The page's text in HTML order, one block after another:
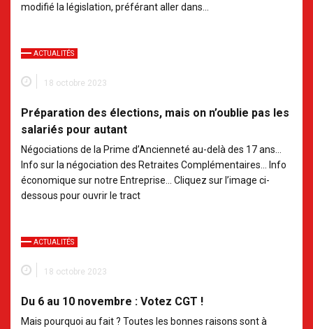
modifié la législation, préférant aller dans…
ACTUALITÉS
18 octobre 2023
Préparation des élections, mais on n’oublie pas les
salariés pour autant
Négociations de la Prime d’Ancienneté au-delà des 17 ans…
Info sur la négociation des Retraites Complémentaires… Info
économique sur notre Entreprise… Cliquez sur l’image ci-
dessous pour ouvrir le tract
ACTUALITÉS
18 octobre 2023
Du 6 au 10 novembre : Votez CGT !
Mais pourquoi au fait ? Toutes les bonnes raisons sont à